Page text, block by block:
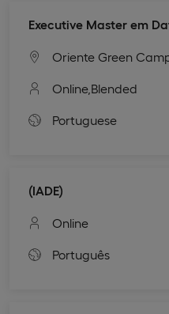
Executive Master em
Oriente Green
Online, Blended
Portuguese
(IADE)
Online
Português